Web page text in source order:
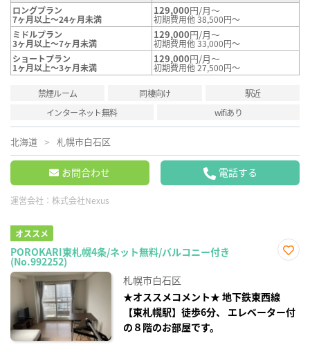
ロングプラン
7ヶ月以上～24ヶ月未満
129,000円/月～
初期費用他 38,500円～
ミドルプラン
3ヶ月以上～7ヶ月未満
129,000円/月～
初期費用他 33,000円～
ショートプラン
1ヶ月以上～3ヶ月未満
129,000円/月～
初期費用他 27,500円～
禁煙ルーム 同棲向け
駅近
インターネット無料
wifiあり
北海道 札幌市白石区
お問合わせ 電話する
運営会社： 株式会社Nexus
オススメ
POROKARI東札幌4条/ネット無料/バルコニー付き
(No.992252)
録
札幌市白石区
★オススメコメント★ 地下鉄東西線
【東札幌駅】徒歩6分、 エレベーター付
の８階のお部屋です。